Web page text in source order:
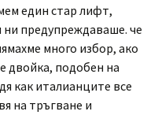
един стар лифт,
предупреждаваше. че
много избор, ако
двойка, подобен на
как италиaнците все
на тръгване и